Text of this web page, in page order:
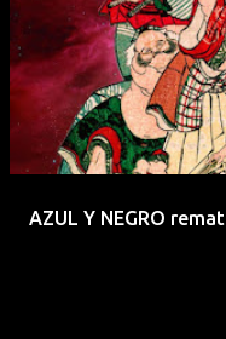
AZUL Y NEGRO